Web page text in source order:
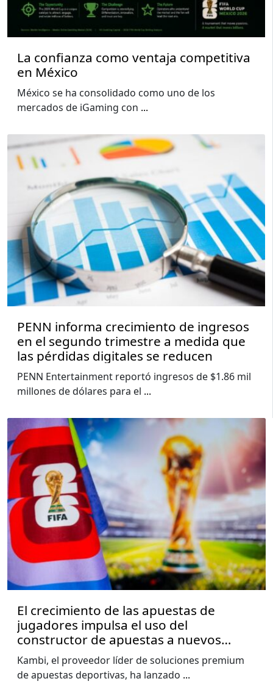
La confianza como ventaja competitiva
en México
México se ha consolidado como uno de los
mercados de iGaming con ...
PENN informa crecimiento de ingresos
en el segundo trimestre a medida que
las pérdidas digitales se reducen
PENN Entertainment reportó ingresos de $1.86 mil
millones de dólares para el ...
El crecimiento de las apuestas de
jugadores impulsa el uso del
constructor de apuestas a nuevos
niveles, muestra el informe de la Copa
del Mundo de Kambi
Kambi, el proveedor líder de soluciones premium
de apuestas deportivas, ha lanzado ...